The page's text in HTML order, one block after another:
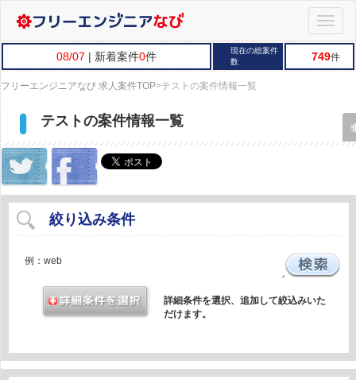
Toggle
08/07 | 新着案件0件
現在の総案件
数
749件
フリーエンジニアなび 求人案件TOP>テストの案件情報一覧
テストの案件情報一覧
絞り込み条件
詳細条件を選択、追加して絞込みいた
だけます。